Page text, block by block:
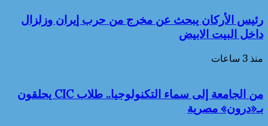
رئيس الأركان يبحث عن مخرج من حرب إيران وزلزال
داخل البيت الابيض
منذ 3 ساعات
من الجامعة إلى سماء التكنولوجيا.. طلاب CIC يحلقون
بـ«درون» مصرية